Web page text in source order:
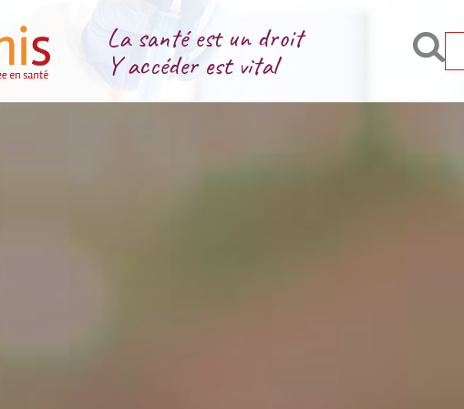
La santé est un droit
Y accéder est vital